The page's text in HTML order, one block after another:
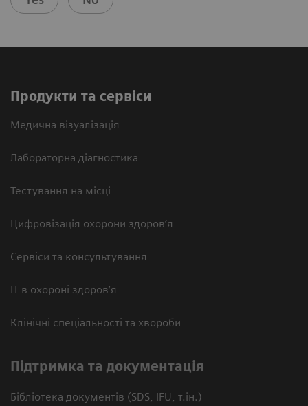
Продукти та сервіси
Медична візуалізація
Лабораторна діагностика
Тестування на місці
Цифровізація охорони здоров’я
Сервіси та консультування
ІТ в охороні здоров’я
Клінічні спеціальності та хвороби
Підтримка та документація
Бібліотека документів (SDS, IFU, т.ін.)